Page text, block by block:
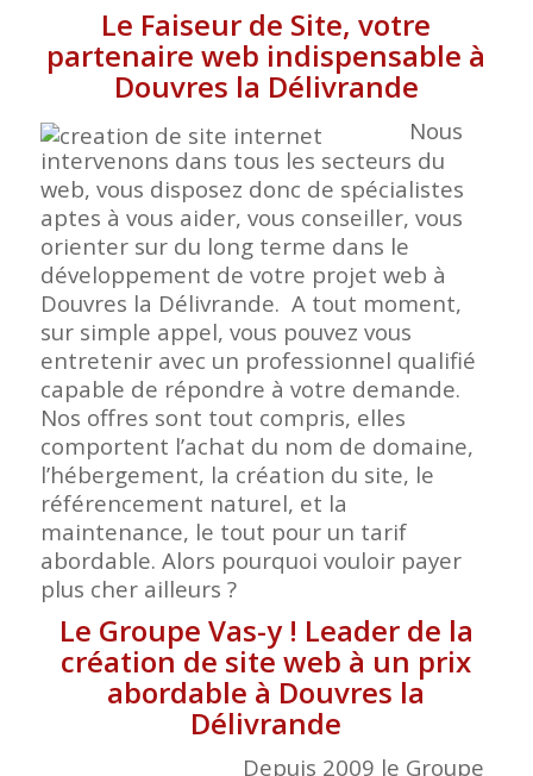
Le Faiseur de Site, votre
partenaire web indispensable à
Douvres la Délivrande
Nous
intervenons dans tous les secteurs du
web, vous disposez donc de spécialistes
aptes à vous aider, vous conseiller, vous
orienter sur du long terme dans le
développement de votre projet web à
Douvres la Délivrande. A tout moment,
sur simple appel, vous pouvez vous
entretenir avec un professionnel qualifié
capable de répondre à votre demande.
Nos offres sont tout compris, elles
comportent l’achat du nom de domaine,
l’hébergement, la création du site, le
référencement naturel, et la
maintenance, le tout pour un tarif
abordable. Alors pourquoi vouloir payer
plus cher ailleurs ?
Le Groupe Vas-y ! Leader de la
création de site web à un prix
abordable à Douvres la
Délivrande
Depuis 2009 le Groupe